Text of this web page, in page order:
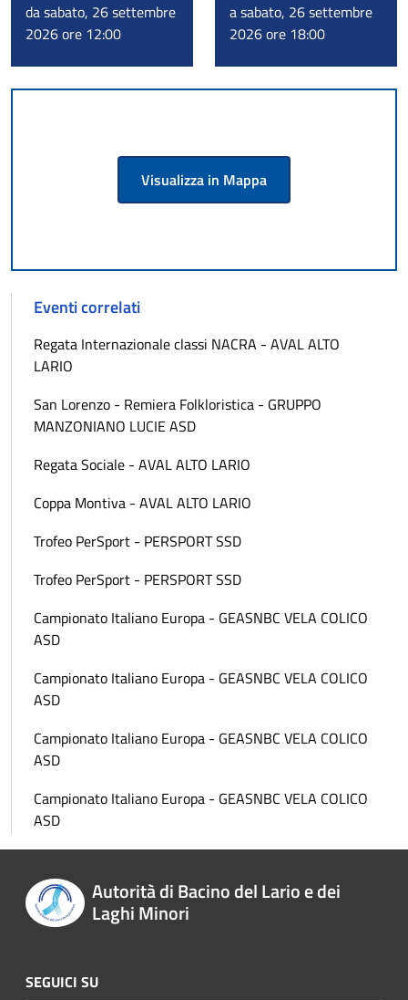
da sabato, 26 settembre
2026 ore 12:00
a sabato, 26 settembre
2026 ore 18:00
Visualizza in Mappa
Eventi correlati
Regata Internazionale classi NACRA - AVAL ALTO
LARIO
San Lorenzo - Remiera Folkloristica - GRUPPO
MANZONIANO LUCIE ASD
Regata Sociale - AVAL ALTO LARIO
Coppa Montiva - AVAL ALTO LARIO
Trofeo PerSport - PERSPORT SSD
Trofeo PerSport - PERSPORT SSD
Campionato Italiano Europa - GEASNBC VELA COLICO
ASD
Campionato Italiano Europa - GEASNBC VELA COLICO
ASD
Campionato Italiano Europa - GEASNBC VELA COLICO
ASD
Campionato Italiano Europa - GEASNBC VELA COLICO
ASD
Autorità di Bacino del Lario e dei
Laghi Minori
SEGUICI SU